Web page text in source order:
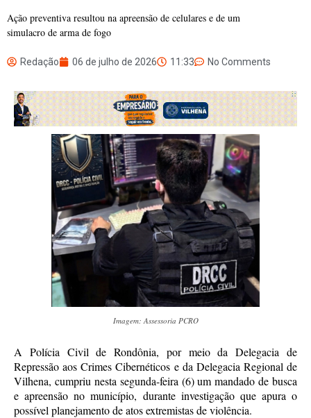
Ação preventiva resultou na apreensão de celulares e de um
simulacro de arma de fogo
Redação 06 de julho de 2026 11:33 No Comments
Imagem: Assessoria PCRO
A Polícia Civil de Rondônia, por meio da Delegacia de
Repressão aos Crimes Cibernéticos e da Delegacia Regional de
Vilhena, cumpriu nesta segunda-feira (6) um mandado de busca
e apreensão no município, durante investigação que apura o
possível planejamento de atos extremistas de violência.